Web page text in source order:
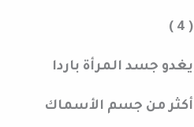
( 4 )
يغدو جسد المرأة باردا
أكثر من جسم الأسماك